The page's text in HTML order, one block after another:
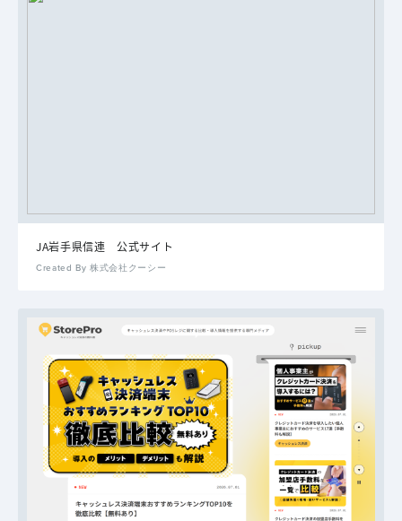
JA岩手県信連 公式サイト
Created By 株式会社クーシー